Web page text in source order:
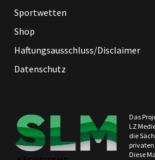
Sportwetten
Shop
Haftungsausschluss/Disclaimer
Datenschutz
Das
LZ
die
Diese